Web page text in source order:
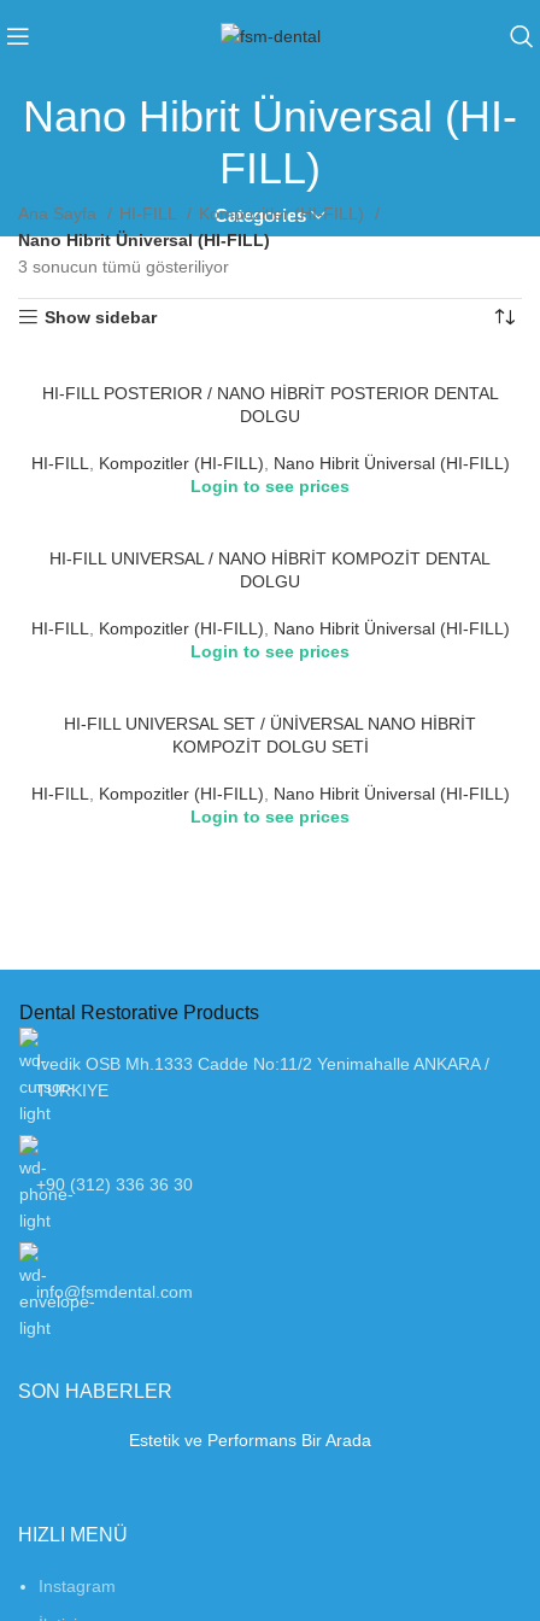
Nano Hibrit Üniversal (HI-
FILL)
Categories
Ana Sayfa HI-FILL
Kompozitler (HI-FILL)
Nano Hibrit Üniversal (HI-FILL)
3 sonucun tümü gösteriliyor
Show sidebar
HI-FILL POSTERIOR / NANO HİBRİT POSTERIOR DENTAL
DOLGU
HI-FILL Kompozitler (HI-FILL)
Nano Hibrit Üniversal (HI-FILL)
Login to see prices
HI-FILL UNIVERSAL / NANO HİBRİT KOMPOZİT DENTAL
DOLGU
HI-FILL Kompozitler (HI-FILL)
Nano Hibrit Üniversal (HI-FILL)
Login to see prices
HI-FILL UNIVERSAL SET / ÜNİVERSAL NANO HİBRİT
KOMPOZİT DOLGU SETİ
HI-FILL Kompozitler (HI-FILL)
Nano Hibrit Üniversal (HI-FILL)
Login to see prices
Dental Restorative Products
Ivedik OSB Mh.1333 Cadde No:11/2 Yenimahalle ANKARA /
TURKIYE
+90 (312) 336 36 30
info@fsmdental.com
SON HABERLER
Estetik ve Performans Bir Arada
HIZLI MENÜ
Instagram